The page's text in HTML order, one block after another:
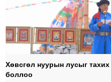
Хөвсгөл нуурын лусыг
боллоо